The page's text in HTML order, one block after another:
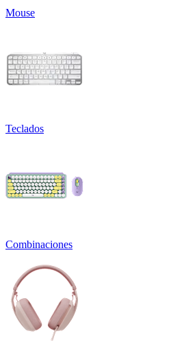
Mouse
Teclados
Combinaciones